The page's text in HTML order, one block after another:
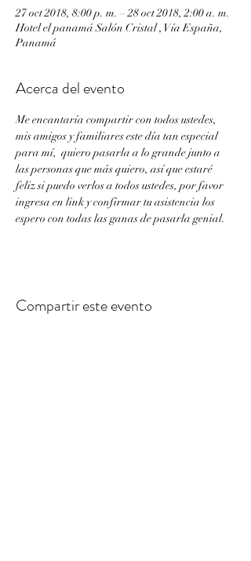
27 oct 2018, 8:00 p. m. – 28 oct 2018, 2:00 a. m.
Hotel el panamá Salón Cristal , Vía España,
Panamá
Acerca del evento
Me encantaría compartir con todos ustedes,
mis amigos y familiares este día tan especial
para mí,  quiero pasarla a lo grande junto a
las personas que más quiero, así que estaré
feliz si puedo verlos a todos ustedes, por favor
ingresa en link y confirmar tu asistencia los
espero con todas las ganas de pasarla genial.
Compartir este evento